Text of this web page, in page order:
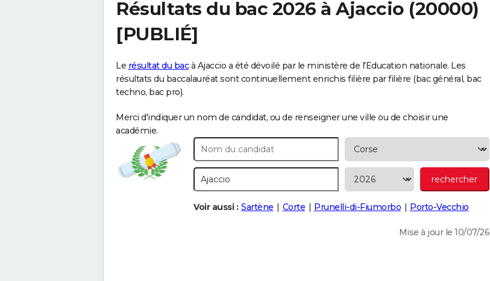
Résultats du bac 2026 à Ajaccio (20000)
[PUBLIÉ]
Le résultat du bacà Ajaccio a été dévoilé par le ministère de l'Education nationale. Les
résultats du baccalauréat sont continuellement enrichis filière par filière (bac général, bac
techno, bac pro).
Merci d'indiquer un nom de candidat, ou de renseigner une ville ou de choisir une
académie.
Voir aussi : Sartène Corte Prunelli-di-Fiumorbo Porto-Vecchio
Mise à jour le 10/07/26